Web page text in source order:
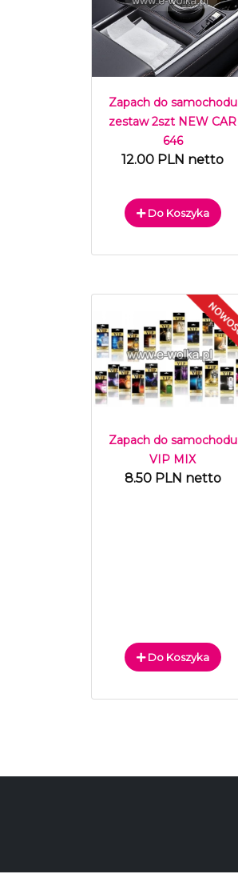
Zapach do samochodu
zestaw 2szt NEW CAR
646
12.00 PLN netto
Do Koszyka
Zapach do samochodu
VIP MIX
8.50 PLN netto
Do Koszyka